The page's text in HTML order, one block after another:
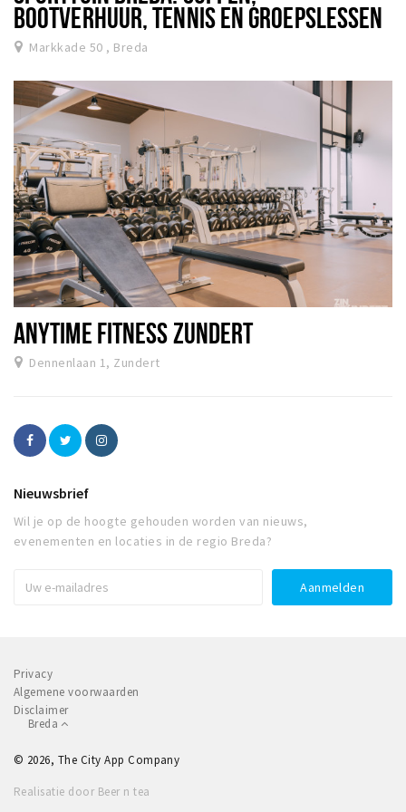
BOOTVERHUUR, TENNIS EN GROEPSLESSEN
Markkade 50 , Breda
ANYTIME FITNESS ZUNDERT
Dennenlaan 1, Zundert
Nieuwsbrief
Wil je op de hoogte gehouden worden van nieuws,
evenementen en locaties in de regio Breda?
Privacy
Algemene voorwaarden
Disclaimer
Breda
© 2026, The City App Company
Realisatie door Beer n tea